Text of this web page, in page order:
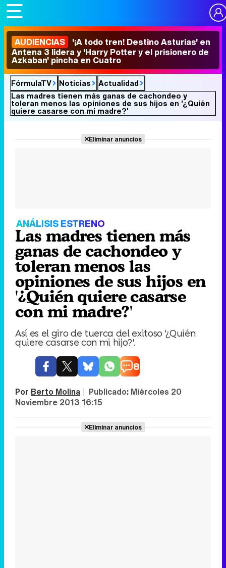
AUDIENCIAS '¡A todo tren! Destino Asturias' en
Antena 3 lidera y 'Harry Potter y el prisionero de
Azkaban' pincha en Cuatro
FórmulaTV Noticias
Actualidad
Las madres tienen más ganas de cachondeo y
toleran menos las opiniones de sus hijos en '¿Quién
quiere casarse con mi madre?'
Eliminar anuncios
ANÁLISIS ESTRENO
Las madres tienen más
ganas de cachondeo y
toleran menos las
opiniones de sus hijos en
'¿Quién quiere casarse
con mi madre?'
Así es el giro de tuerca del exitoso '¿Quién
quiere casarse con mi hijo?'.
8
Por Berto Molina | Publicado: Miércoles 20
Noviembre 2013 16:15
Eliminar anuncios